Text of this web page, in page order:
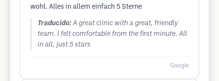
wohl. Alles in allem einfach 5 Sterne
Traducido: A great clinic with a great, friendly
team. I felt comfortable from the first minute. All
in all, just 5 stars
Google